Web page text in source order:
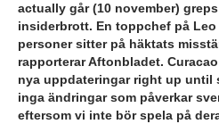
actually går (10 november)
insiderbrott. En toppchef på Leo
personer sitter på häktats
rapporterar Aftonbladet.
nya uppdateringar right up until
inga ändringar som påverkar
eftersom vi inte bör spela på